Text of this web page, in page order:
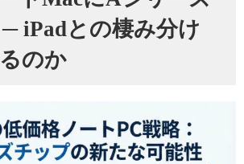
iPadとの棲み分け
のか